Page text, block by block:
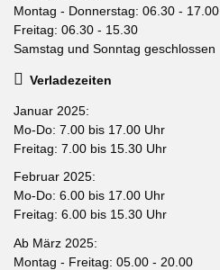
Montag - Donnerstag: 06.30 - 17.00
Freitag: 06.30 - 15.30
Samstag und Sonntag geschlossen
Verladezeiten
Januar 2025:
Mo-Do: 7.00 bis 17.00 Uhr
Freitag: 7.00 bis 15.30 Uhr
Februar 2025:
Mo-Do: 6.00 bis 17.00 Uhr
Freitag: 6.00 bis 15.30 Uhr
Ab März 2025:
Montag - Freitag: 05.00 - 20.00